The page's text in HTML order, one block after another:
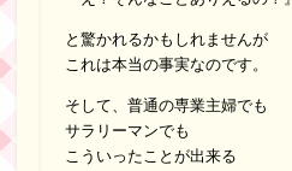
と驚かれるかもしれませんが
これは本当の事実なのです。
そして、普通の専業主婦でも
サラリーマンでも
こういったことが出来る